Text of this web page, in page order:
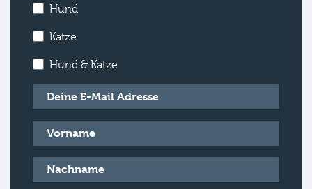
Hund
Katze
Hund & Katze
E-Mail*
Vorname*
Nachname*